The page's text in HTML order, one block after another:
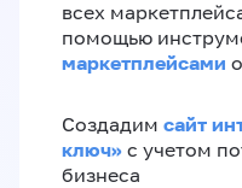
всех
помощью
маркетплейсами
Создадим сайт
ключ» с учетом
бизнеса